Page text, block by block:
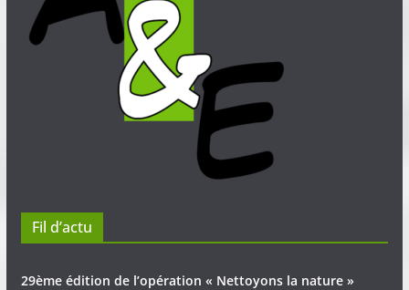
Fil d’actu
29ème édition de l’opération « Nettoyons la nature »